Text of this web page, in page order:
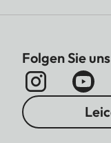
Folgen Sie uns